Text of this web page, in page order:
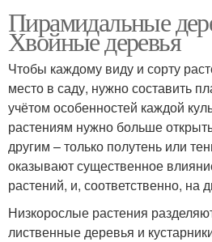
Дерево в мире
Плодовые дерева
Пирамидальные
Хвойные деревья
Чтобы каждому виду и сорту
место в саду, нужно составить
учётом особенностей каждой
растениям нужно больше
другим – только полутень или
оказывают существенное
растений, и, соответственно, на
Низкорослые растения
лиственные деревья и